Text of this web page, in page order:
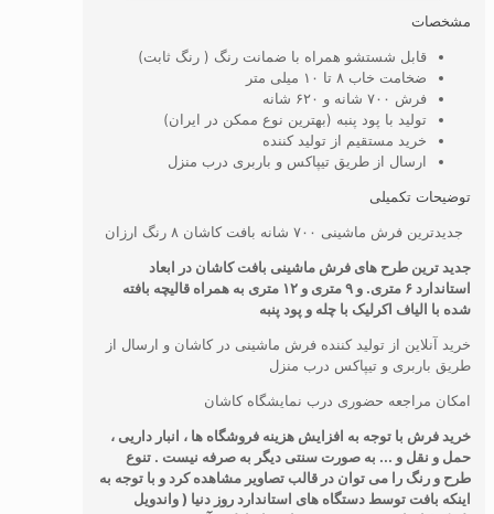
مشخصات
قابل شستشو همراه با ضمانت رنگ ( رنگ ثابت)
ضخامت خاب ۸ تا ۱۰ میلی متر
فرش ۷۰۰ شانه و ۶۲۰ شانه
تولید با پود پنبه (بهترین نوع ممکن در ایران)
خرید مستقیم از تولید کننده
ارسال از طریق تیپاکس و باربری درب منزل
توضیحات تکمیلی
جدیدترین فرش ماشینی ۷۰۰ شانه بافت کاشان ۸ رنگ ارزان
جدید ترین طرح های فرش ماشینی بافت کاشان در ابعاد
استاندارد ۶ متری. و ۹ متری و ۱۲ متری به همراه قالیچه بافته
شده با الیاف اکرلیک با چله و پود پنبه
خرید آنلاین از تولید کننده فرش ماشینی در کاشان و ارسال از
طریق باربری و تیپاکس درب منزل
امکان مراجعه حضوری درب نمایشگاه کاشان
خرید فرش با توجه به افزایش هزینه فروشگاه ها ، انبار داریی ،
حمل و نقل و ... به صورت سنتی دیگر به صرفه نیست . تنوع
طرح و رنگ را می توان در قالب تصاویر مشاهده کرد و با توجه به
اینکه بافت توسط دستگاه های استاندارد روز دنیا ( واندویل